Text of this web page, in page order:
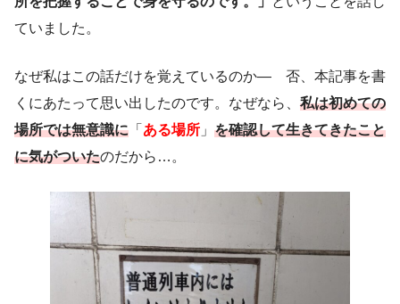
ていました。
なぜ私はこの話だけを覚えているのか― 否、本記事を書
くにあたって思い出したのです。なぜなら、 私は初めての
場所では無意識に 「 ある場所 」 を確認して生きてきたこと
に気がついたのだから…。